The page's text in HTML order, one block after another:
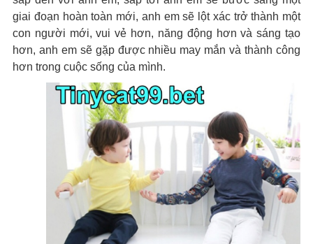
giai đoạn hoàn toàn mới, anh em sẽ lột xác trở thành một
con người mới, vui vẻ hơn, năng động hơn và sáng tạo
hơn, anh em sẽ gặp được nhiều may mắn và thành công
hơn trong cuộc sống của mình.